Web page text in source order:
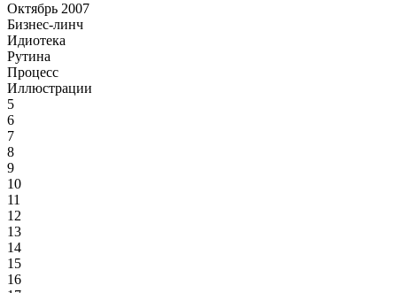
Октябрь 2007
Бизнес-линч
Идиотека
Рутина
Процесс
Иллюстрации
5
6
7
8
9
10
11
12
13
14
15
16